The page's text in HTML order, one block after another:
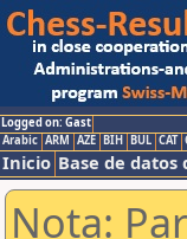
Logged on: Gast
Arabic ARM AZE BIH BUL CAT
Inicio Base de datos
Nota: